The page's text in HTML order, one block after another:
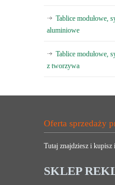
Tablice modułowe,
aluminiowe
Tablice modułowe,
z tworzywa
Oferta sprzedaży
Tutaj znajdziesz i kupisz
SKLEP